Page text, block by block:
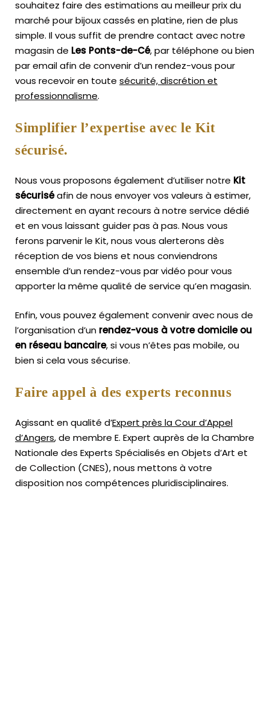
souhaitez faire des estimations au meilleur prix du
marché pour bijoux cassés en platine, rien de plus
simple. Il vous suffit de prendre contact avec notre
magasin de Les Ponts-de-Cé, par téléphone ou bien
par email afin de convenir d’un rendez-vous pour
vous recevoir en toute sécurité, discrétion et
professionnalisme.
Simplifier l’expertise avec le Kit
sécurisé.
Nous vous proposons également d’utiliser notre Kit
sécuriséafin de nous envoyer vos valeurs à estimer,
directement en ayant recours à notre service dédié
et en vous laissant guider pas à pas. Nous vous
ferons parvenir le Kit, nous vous alerterons dès
réception de vos biens et nous conviendrons
ensemble d’un rendez-vous par vidéo pour vous
apporter la même qualité de service qu’en magasin.
Enfin, vous pouvez également convenir avec nous de
l’organisation d’un rendez-vous à votre domicile ou
en réseau bancaire, si vous n’êtes pas mobile, ou
bien si cela vous sécurise.
Faire appel à des experts reconnus
Agissant en qualité d’Expert près la Cour d’Appel
d’Angers, de membre E. Expert auprès de laChambre
Nationale des Experts Spécialisés en Objets d’Art et
de Collection (CNES),nous mettons à votre
disposition nos compétences pluridisciplinaires.